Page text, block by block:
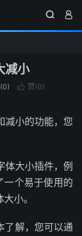
 
减小
 赞(0)
减小的功能，您
大小插件，例
个易于使用的
小。
了解，您可以通